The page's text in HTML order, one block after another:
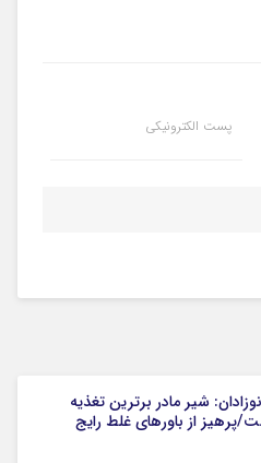
پست الکترونیکی
شیر مادر برترین تغذیه
پرهیز از باورهای غلط رایج